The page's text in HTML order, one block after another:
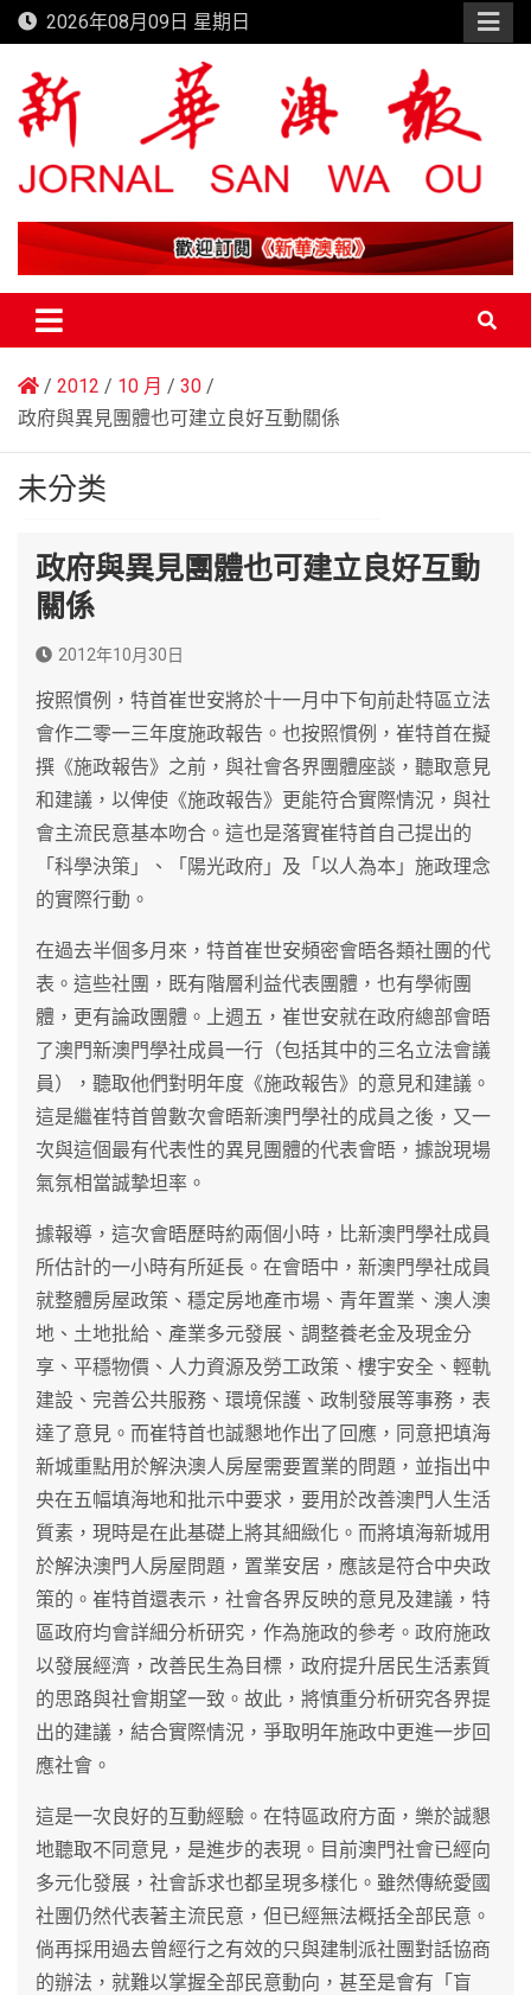
Skip
to
content
2026年08月09日 星期日
新華澳報
2012 10 月
30
政府與異見團體也可建立良好互動關係
未分类
政府與異見團體也可建立良好互動
關係
2012年10月30日
按照慣例，特首崔世安將於十一月中下旬前赴特區立法
會作二零一三年度施政報告。也按照慣例，崔特首在擬
撰《施政報告》之前，與社會各界團體座談，聽取意見
和建議，以俾使《施政報告》更能符合實際情況，與社
會主流民意基本吻合。這也是落實崔特首自己提出的
「科學決策」、「陽光政府」及「以人為本」施政理念
的實際行動。
在過去半個多月來，特首崔世安頻密會晤各類社團的代
表。這些社團，既有階層利益代表團體，也有學術團
體，更有論政團體。上週五，崔世安就在政府總部會晤
了澳門新澳門學社成員一行（包括其中的三名立法會議
員），聽取他們對明年度《施政報告》的意見和建議。
這是繼崔特首曾數次會晤新澳門學社的成員之後，又一
次與這個最有代表性的異見團體的代表會晤，據說現場
氣氛相當誠摯坦率。
據報導，這次會晤歷時約兩個小時，比新澳門學社成員
所估計的一小時有所延長。在會晤中，新澳門學社成員
就整體房屋政策、穩定房地產市場、青年置業、澳人澳
地、土地批給、產業多元發展、調整養老金及現金分
享、平穩物價、人力資源及勞工政策、樓宇安全、輕軌
建設、完善公共服務、環境保護、政制發展等事務，表
達了意見。而崔特首也誠懇地作出了回應，同意把填海
新城重點用於解決澳人房屋需要置業的問題，並指出中
央在五幅填海地和批示中要求，要用於改善澳門人生活
質素，現時是在此基礎上將其細緻化。而將填海新城用
於解決澳門人房屋問題，置業安居，應該是符合中央政
策的。崔特首還表示，社會各界反映的意見及建議，特
區政府均會詳細分析研究，作為施政的參考。政府施政
以發展經濟，改善民生為目標，政府提升居民生活素質
的思路與社會期望一致。故此，將慎重分析研究各界提
出的建議，結合實際情況，爭取明年施政中更進一步回
應社會。
這是一次良好的互動經驗。在特區政府方面，樂於誠懇
地聽取不同意見，是進步的表現。目前澳門社會已經向
多元化發展，社會訴求也都呈現多樣化。雖然傳統愛國
社團仍然代表著主流民意，但已經無法概括全部民意。
倘再採用過去曾經行之有效的只與建制派社團對話協商
的辦法，就難以掌握全部民意動向，甚至是會有「盲